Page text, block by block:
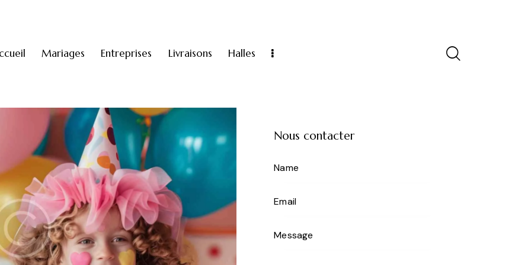
Mariages Entreprises Livraisons Halles
Nous contacter